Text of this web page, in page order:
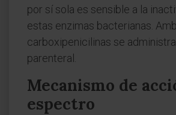
por sí sola es sensible a la
estas enzimas bacterianas.
carboxipenicilinas se
parenteral.
Mecanismo de
espectro